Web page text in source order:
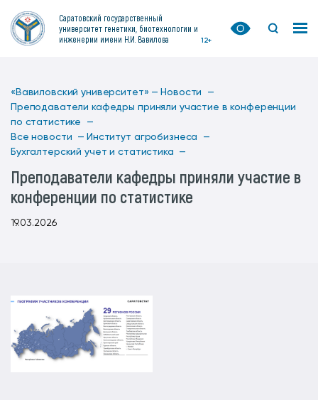
Саратовский государственный
университет генетики, биотехнологии и
инженерии имени Н.И. Вавилова
12+
«Вавиловский университет» — Новости —
Преподаватели кафедры приняли участие в конференции
по статистике —
Все новости — Институт агробизнеса —
Бухгалтерский учет и статистика —
Преподаватели кафедры приняли участие в
конференции по статистике
19.03.2026